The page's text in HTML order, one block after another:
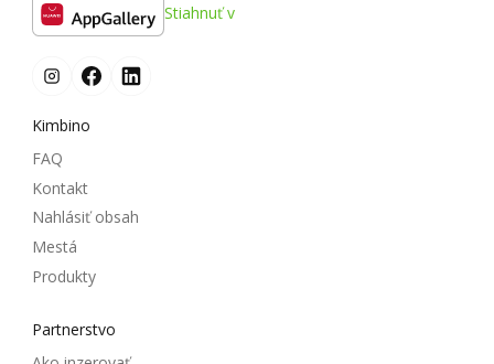
Stiahnuť v
Kimbino
FAQ
Kontakt
Nahlásiť obsah
Mestá
Produkty
Partnerstvo